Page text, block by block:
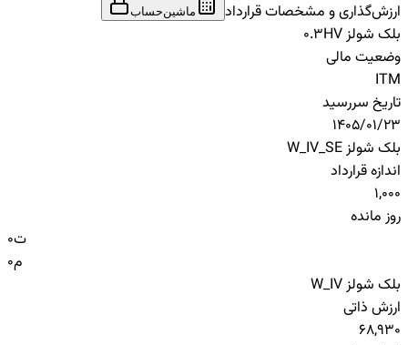
ارزش‌گذاری و مشخصات قرارداد
ماشین‌حساب
بلک شولز HV
0.3
وضعیت مالی
ITM
تاریخ سررسید
1405/01/23
بلک شولز W_IV_SE
اندازه قرارداد
1,000
روز مانده
0ت
0م
بلک شولز W_IV
ارزش ذاتی
68,930